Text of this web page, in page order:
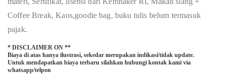
Coffee Break, Kaos,goodie bag, buku tulis belum termasuk
pajak.
* DISCLAIMER ON **
Biaya di atas hanya ilustrasi, sekedar merupakan indikasi/tidak update.
Untuk mendapatkan biaya terbaru silahkan hubungi kontak kami via
whatsapp/telpon